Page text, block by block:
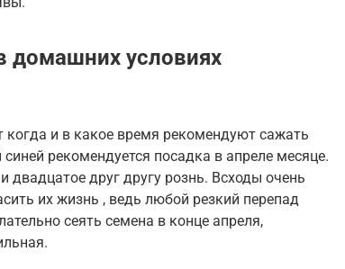
домашних условиях
когда и в какое время рекомендуют сажать
рекомендуется посадка в апреле месяце.
двадцатое друг другу рознь. Всходы очень
их жизнь , ведь любой резкий перепад
сеять семена в конце апреля,